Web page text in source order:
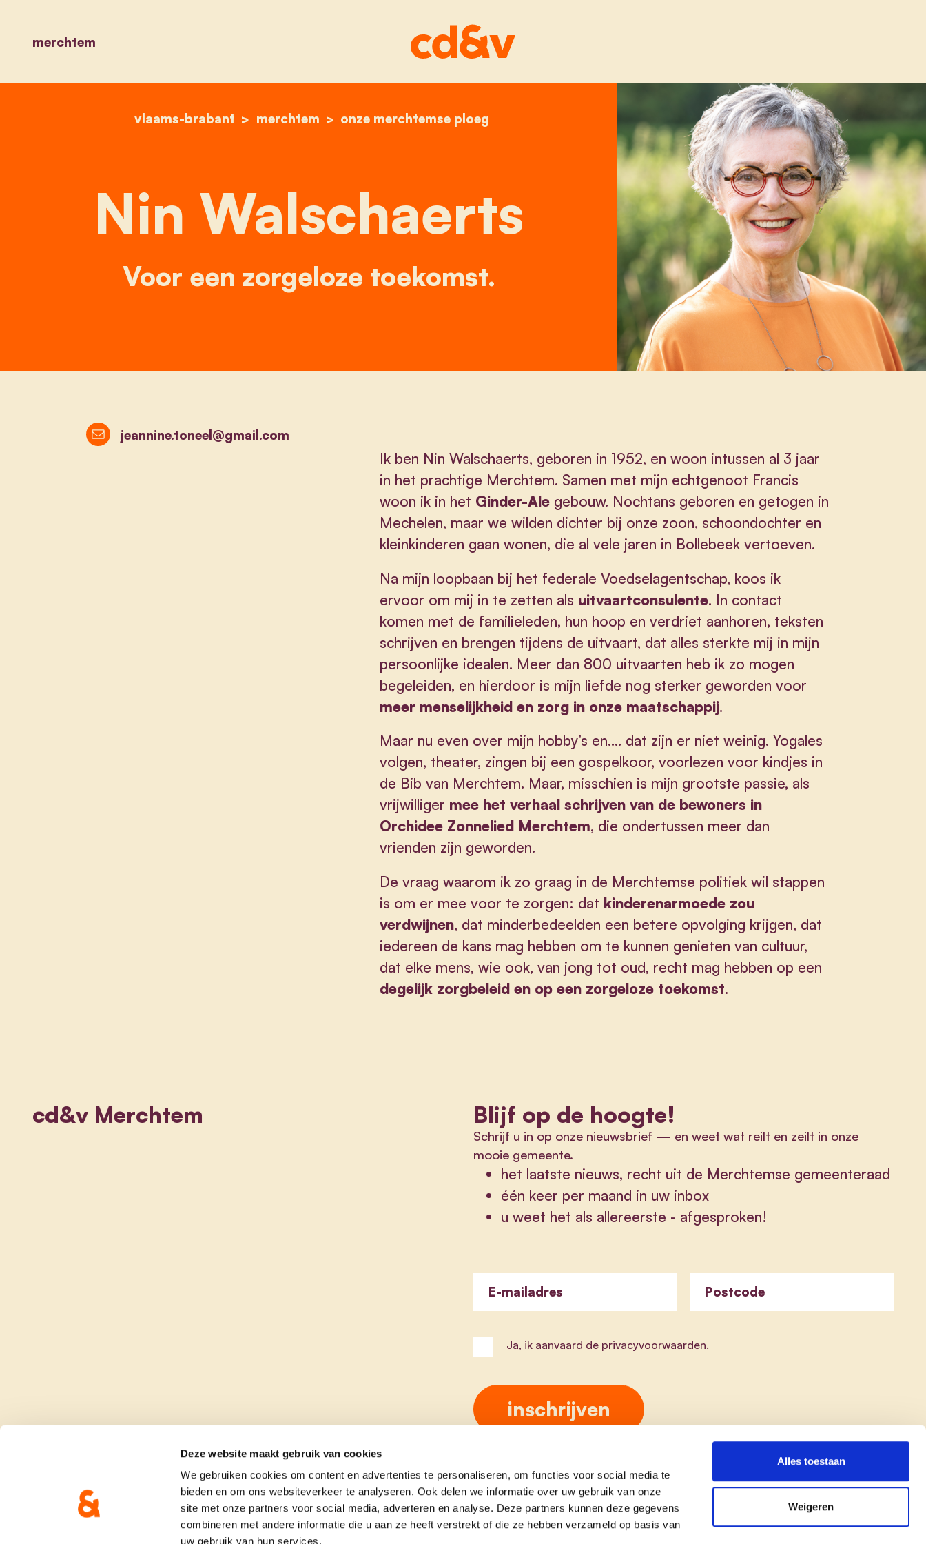
Deze website maakt gebruik van cookies
We gebruiken cookies om content en advertenties te personaliseren, om functies voor social media te
bieden en om ons websiteverkeer te analyseren. Ook delen we informatie over uw gebruik van onze
site met onze partners voor social media, adverteren en analyse. Deze partners kunnen deze gegevens
combineren met andere informatie die u aan ze heeft verstrekt of die ze hebben verzameld op basis van
uw gebruik van hun services.
Alles toestaan
Weigeren
merchtem
home
vlaams-brabant merchtem onze merchtemse ploeg
nin walschaerts
Nin Walschaerts
Voor een zorgeloze toekomst.
Ik ben Nin Walschaerts, geboren in 1952, en woon intussen al 3 jaar
in het prachtige Merchtem. Samen met mijn echtgenoot Francis
woon ik in het Ginder-Ale gebouw. Nochtans geboren en getogen in
Mechelen, maar we wilden dichter bij onze zoon, schoondochter en
kleinkinderen gaan wonen, die al vele jaren in Bollebeek vertoeven.
Na mijn loopbaan bij het federale Voedselagentschap, koos ik
ervoor om mij in te zetten als uitvaartconsulente. In contact
komen met de familieleden, hun hoop en verdriet aanhoren, teksten
schrijven en brengen tijdens de uitvaart, dat alles sterkte mij in mijn
persoonlijke idealen. Meer dan 800 uitvaarten heb ik zo mogen
begeleiden, en hierdoor is mijn liefde nog sterker geworden voor
meer menselijkheid en zorg in onze maatschappij.
Maar nu even over mijn hobby’s en…. dat zijn er niet weinig. Yogales
volgen, theater, zingen bij een gospelkoor, voorlezen voor kindjes in
de Bib van Merchtem. Maar, misschien is mijn grootste passie, als
vrijwilliger mee het verhaal schrijven van de bewoners in
Orchidee Zonnelied Merchtem, die ondertussen meer dan
vrienden zijn geworden.
De vraag waarom ik zo graag in de Merchtemse politiek wil stappen
is om er mee voor te zorgen: dat kinderenarmoede zou
verdwijnen, dat minderbedeelden een betere opvolging krijgen, dat
iedereen de kans mag hebben om te kunnen genieten van cultuur,
dat elke mens, wie ook, van jong tot oud, recht mag hebben op een
degelijk zorgbeleid en op een zorgeloze toekomst.
jeannine.toneel@gmail.com
cd&v Merchtem Blijf op de hoogte!
Schrijf u in op onze nieuwsbrief — en weet wat reilt en zeilt in onze
mooie gemeente.
het laatste nieuws, recht uit de Merchtemse gemeenteraad
één keer per maand in uw inbox
u weet het als allereerste - afgesproken!
E-mailadres Postcode
Ja, ik aanvaard de privacyvoorwaarden.